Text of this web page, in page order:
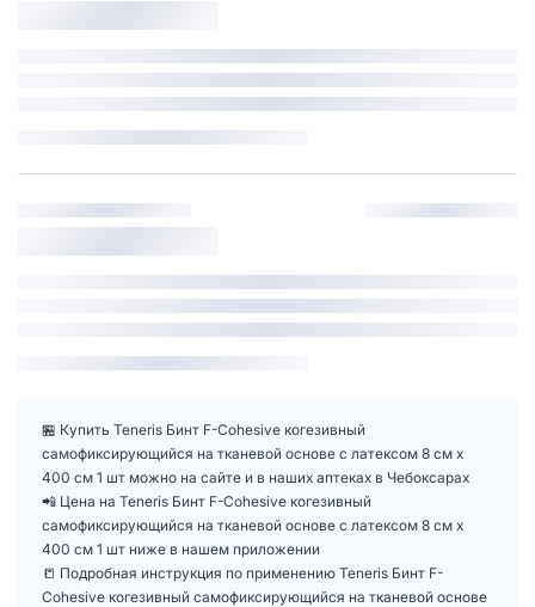
🏪 Купить Teneris Бинт F-Cohesive когезивный
самофиксирующийся на тканевой основе с латексом 8 см х
400 см 1 шт можно на сайте и в наших аптеках в Чебоксарах
📲 Цена на Teneris Бинт F-Cohesive когезивный
самофиксирующийся на тканевой основе с латексом 8 см х
400 см 1 шт ниже в нашем приложении
📒 Подробная инструкция по применению Teneris Бинт F-
Cohesive когезивный самофиксирующийся на тканевой основе